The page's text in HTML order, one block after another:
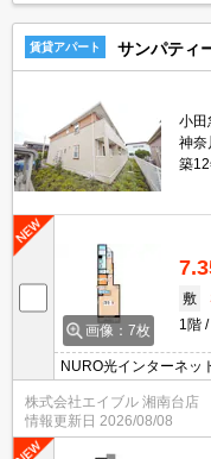
賃貸アパート サンパティ
小田
神奈
築
画像：7枚
敷
1階
NURO光インターネッ
家賃の0.55ヵ月分。南
的な都市ガス使用。安
い。
株式会社エイブル 湘南台店
情報更新日 2026/08/08